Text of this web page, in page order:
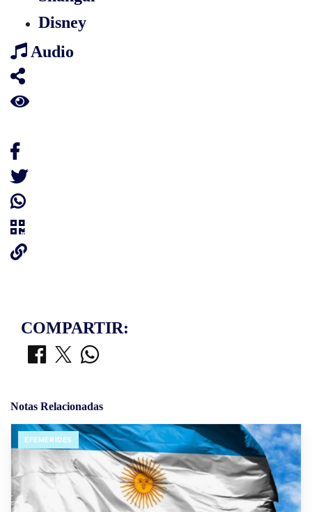
Disney
Audio
COMPARTIR:
Notas Relacionadas
EFEMERIDES